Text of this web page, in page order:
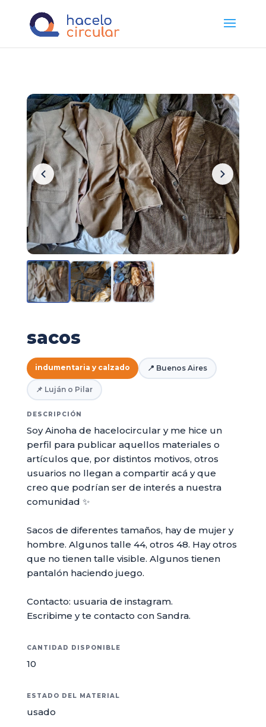
sacos
indumentaria y calzado 📍 Buenos Aires
📌 Luján o Pilar
DESCRIPCIÓN
Soy Ainoha de hacelocircular y me hice un
perfil para publicar aquellos materiales o
artículos que, por distintos motivos, otros
usuarios no llegan a compartir acá y que
creo que podrían ser de interés a nuestra
comunidad ✨
Sacos de diferentes tamaños, hay de mujer y
hombre. Algunos talle 44, otros 48. Hay otros
que no tienen talle visible. Algunos tienen
pantalón haciendo juego.
Contacto: usuaria de instagram.
Escribime y te contacto con Sandra.
CANTIDAD DISPONIBLE
10
ESTADO DEL MATERIAL
usado